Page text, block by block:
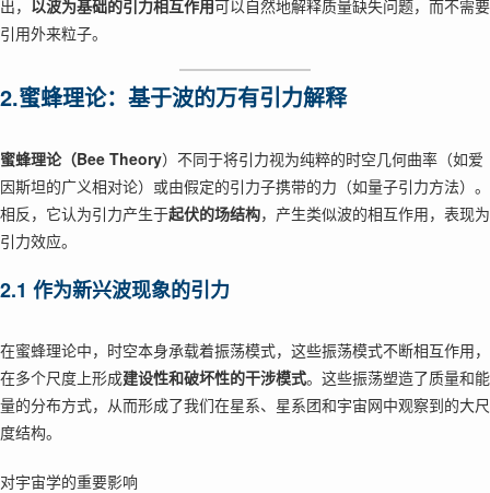
出， 以波为基础的引力相互作用可以自然地解释质量缺失问题，而不需要
引用外来粒子。
2.蜜蜂理论：基于波的万有引力解释
蜜蜂理论（Bee Theory）不同于将引力视为纯粹的时空几何曲率（如爱
因斯坦的广义相对论）或由假定的引力子携带的力（如量子引力方法）。
相反，它认为引力产生于起伏的场结构，产生类似波的相互作用，表现为
引力效应。
2.1 作为新兴波现象的引力
在蜜蜂理论中，时空本身承载着振荡模式，这些振荡模式不断相互作用，
在多个尺度上形成建设性和破坏性的干涉模式。这些振荡塑造了质量和能
量的分布方式，从而形成了我们在星系、星系团和宇宙网中观察到的大尺
度结构。
对宇宙学的重要影响